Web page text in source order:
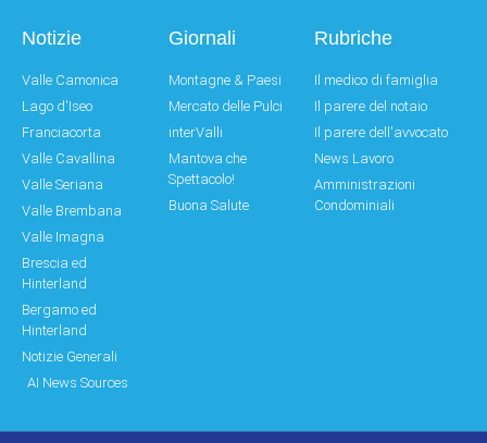
Notizie
Valle Camonica
Lago d'Iseo
Franciacorta
Valle Cavallina
Valle Seriana
Valle Brembana
Valle Imagna
Brescia ed
Hinterland
Bergamo ed
Hinterland
Notizie Generali
AI News Sources
Giornali
Montagne & Paesi
Mercato delle Pulci
interValli
Mantova che
Spettacolo!
Buona Salute
Rubriche
Il medico di famiglia
Il parere del notaio
Il parere dell'avvocato
News Lavoro
Amministrazioni
Condominiali